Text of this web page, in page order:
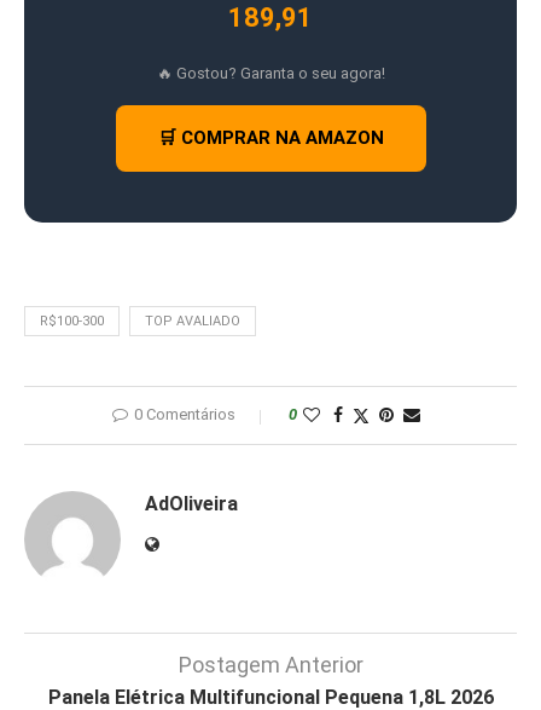
189,91
🔥 Gostou? Garanta o seu agora!
🛒 COMPRAR NA AMAZON
R$100-300 TOP AVALIADO
0 Comentários 0
AdOliveira
Postagem Anterior
Panela Elétrica Multifuncional Pequena 1,8L 2026